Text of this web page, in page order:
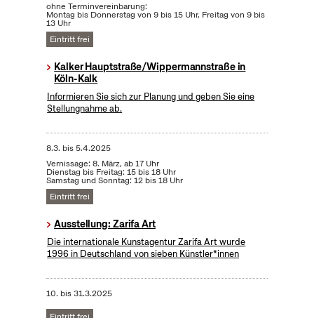
ohne Terminvereinbarung:
Montag bis Donnerstag von 9 bis 15 Uhr, Freitag von 9 bis
13 Uhr
Eintritt frei
Kalker Hauptstraße/Wippermannstraße in
Köln-Kalk
Informieren Sie sich zur Planung und geben Sie eine
Stellungnahme ab.
8.3. bis5.4.2025
Vernissage: 8. März, ab 17 Uhr
Dienstag bis Freitag: 15 bis 18 Uhr
Samstag und Sonntag: 12 bis 18 Uhr
Eintritt frei
Ausstellung: Zarifa Art
Die internationale Kunstagentur Zarifa Art wurde
1996 in Deutschland von sieben Künstler*innen
10. bis31.3.2025